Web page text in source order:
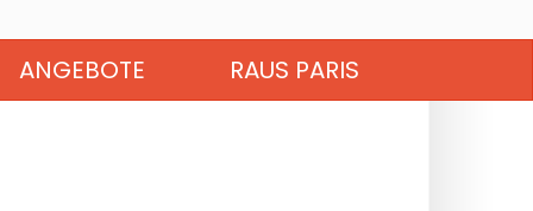
ANGEBOTE RAUS PARIS